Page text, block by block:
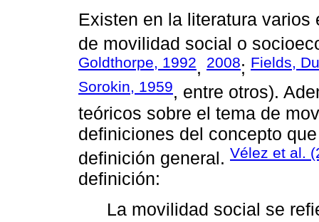
Existen en la literatura
de movilidad social o
Goldthorpe, 1992, 2008; Fields,
Sorokin, 1959, entre otros).
teóricos sobre el tema de
definiciones del concepto
definición general. Vélez et al.
definición:
La movilidad social se